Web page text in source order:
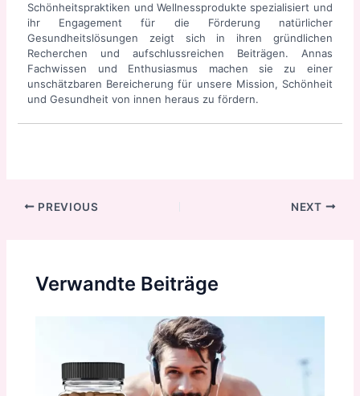
Schönheitspraktiken und Wellnessprodukte spezialisiert und
ihr Engagement für die Förderung natürlicher
Gesundheitslösungen zeigt sich in ihren gründlichen
Recherchen und aufschlussreichen Beiträgen. Annas
Fachwissen und Enthusiasmus machen sie zu einer
unschätzbaren Bereicherung für unsere Mission, Schönheit
und Gesundheit von innen heraus zu fördern.
Post
PREVIOUS NEXT
Verwandte Beiträge